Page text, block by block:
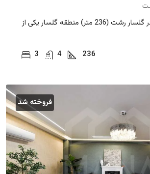
آپارتمان هوشمند در گلسار رشت (236 متر) منطقه گلسار یکی از
3
4 236
فروخته شد